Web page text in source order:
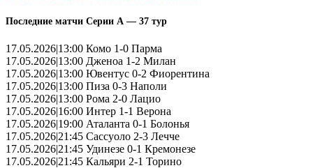
Последние матчи Серии А — 37 тур
17.05.2026|13:00 Комо 1-0 Парма
17.05.2026|13:00 Дженоа 1-2 Милан
17.05.2026|13:00 Ювентус 0-2 Фиорентина
17.05.2026|13:00 Пиза 0-3 Наполи
17.05.2026|13:00 Рома 2-0 Лацио
17.05.2026|16:00 Интер 1-1 Верона
17.05.2026|19:00 Аталанта 0-1 Болонья
17.05.2026|21:45 Сассуоло 2-3 Лечче
17.05.2026|21:45 Удинезе 0-1 Кремонезе
17.05.2026|21:45 Кальяри 2-1 Торино